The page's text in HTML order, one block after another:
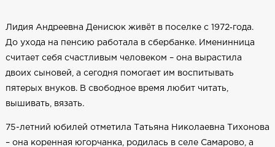
Лидия Андреевна Денисюк живёт в поселке с 1972‑года.
До ухода на пенсию работала в сбербанке. Именинница
считает себя счастливым человеком – она вырастила
двоих сыновей, а сегодня помогает им воспитывать
пятерых внуков. В свободное время любит читать,
вышивать, вязать.
75-летний юбилей отметила Татьяна Николаевна Тихонова
– она коренная югорчанка, родилась в селе Самарово, а